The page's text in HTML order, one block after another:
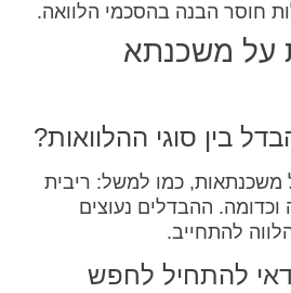
חוסר הבנה בהסכמי הלוואה.
על משכנתא
משכנתאות, כמו למשל: ריבית
ההבדלים נעוצים
להתחייב.
כדאי להתחיל לחפש